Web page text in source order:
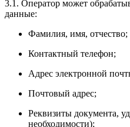
3.1. Оператор может
данные:
Фамилия, имя, отчество;
Контактный телефон;
Адрес электронной
Почтовый адрес;
Реквизиты документа,
необходимости);